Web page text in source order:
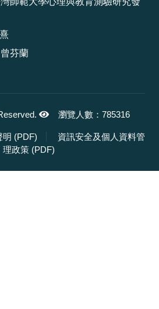
芬蘭
瀏覽人數：785316
明 (PDF)，另開新視窗
資訊安全及個人資料管
理政策 (PDF)，另開新視窗